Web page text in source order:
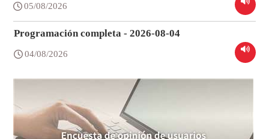
05/08/2026
Programación completa - 2026-08-04
04/08/2026